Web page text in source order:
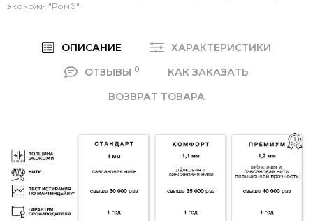
экокожи "Ромб"
ОПИСАНИЕ
ХАРАКТЕРИСТИКИ
ОТЗЫВЫ 0
КАК ЗАКАЗАТЬ
ВОЗВРАТ ТОВАРА